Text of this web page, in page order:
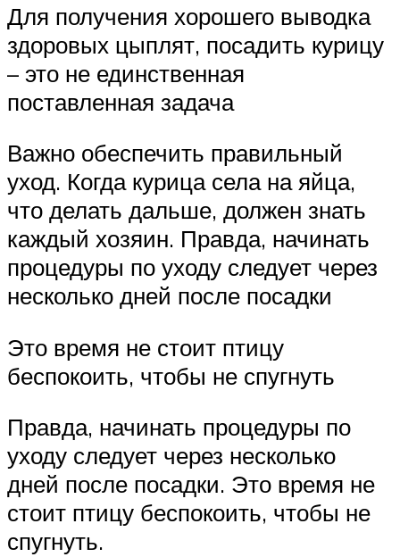
Для получения хорошего выводка
здоровых цыплят, посадить курицу
– это не единственная
поставленная задача
Важно обеспечить правильный
уход. Когда курица села на яйца,
что делать дальше, должен знать
каждый хозяин. Правда, начинать
процедуры по уходу следует через
несколько дней после посадки
Это время не стоит птицу
беспокоить, чтобы не спугнуть
Правда, начинать процедуры по
уходу следует через несколько
дней после посадки. Это время не
стоит птицу беспокоить, чтобы не
спугнуть.